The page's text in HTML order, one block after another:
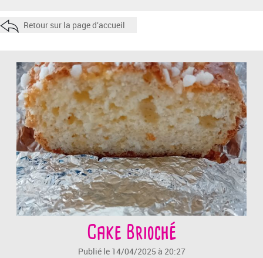
Retour sur la page d'accueil
Cake Brioché
Publié le 14/04/2025 à 20:27